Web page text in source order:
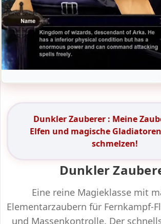
Dunkler Zauberer : Meine
Elfen und magische
schmelzen!
Dunkler
Eine reine Magieklasse mit
Elementarzaubern für Fernkampf-
und Massenkontrolle. Der